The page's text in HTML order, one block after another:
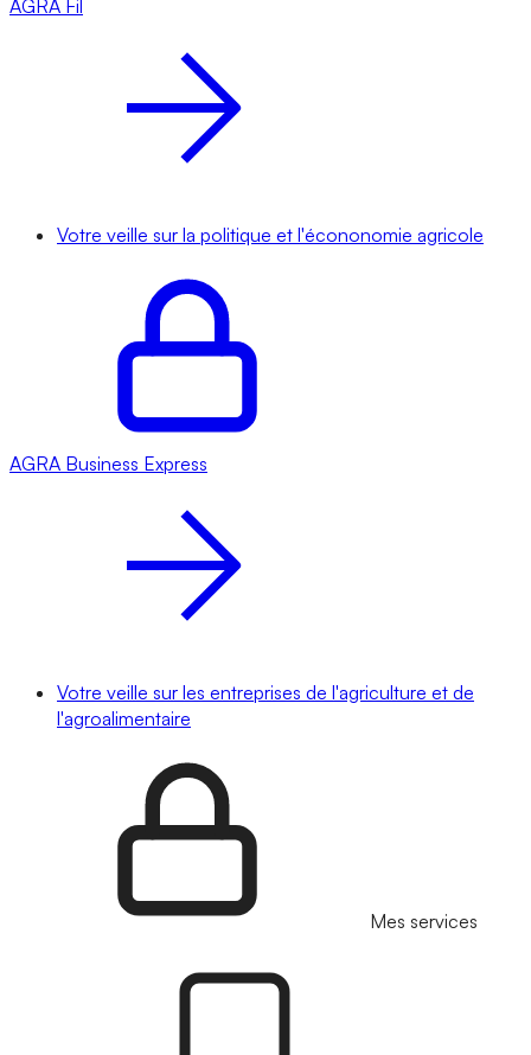
AGRA Fil
Votre veille sur la politique et l'écononomie agricole
AGRA Business Express
Votre veille sur les entreprises de l'agriculture et de
l'agroalimentaire
Mes services